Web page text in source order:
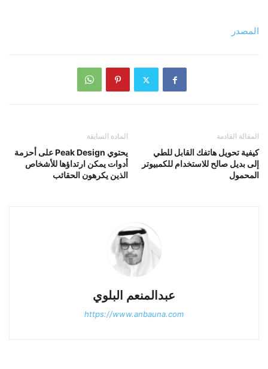
المصدر
المادة السابقة
يحتوي Peak Design على أحزمة
أدوات يمكن ارتداؤها للأشخاص
الذين يكرهون الحقائب
المقالة القادمة
كيفية تحويل هاتفك القابل للطي
إلى بديل صالح للاستخدام للكمبيوتر
المحمول
عبدالمنعم البلوي
https://www.anbauna.com